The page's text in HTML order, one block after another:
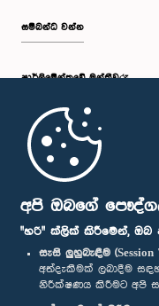
අපි ඔබගේ
"හරි" ක්ලික් කිරීමෙන්,
සැසි ලුහුබැඳීම (Session
අත්දැකීමක් ලබාදීම
නිරීක්ෂණය කිරීමට අපි
සම්බන්ධ වන්න
පාර්ලි‌මේන්තුවේ මන්ත්‍රීවරු
මුල් පිටුව
පාර්ලිමේන්තු ජංගම යෙදුම
අප හා සම්බන්ධ වී